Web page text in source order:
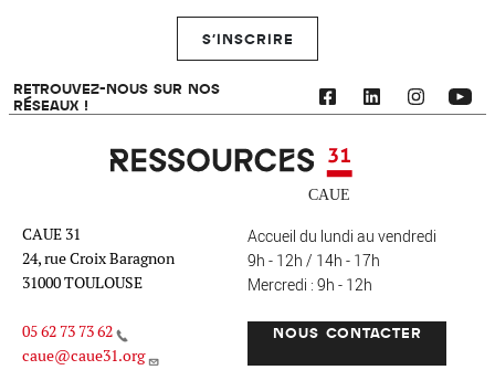
S'INSCRIRE
RETROUVEZ-NOUS SUR NOS
RÉSEAUX !
Ressources 31
CAUE 31
24, rue Croix Baragnon
31000 TOULOUSE
05 62 73 73 62
caue@caue31.org
Accueil du lundi au vendredi
9h - 12h / 14h - 17h
Mercredi : 9h - 12h
NOUS CONTACTER